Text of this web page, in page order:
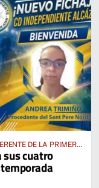
DE LA PRIMERA
sus cuatro